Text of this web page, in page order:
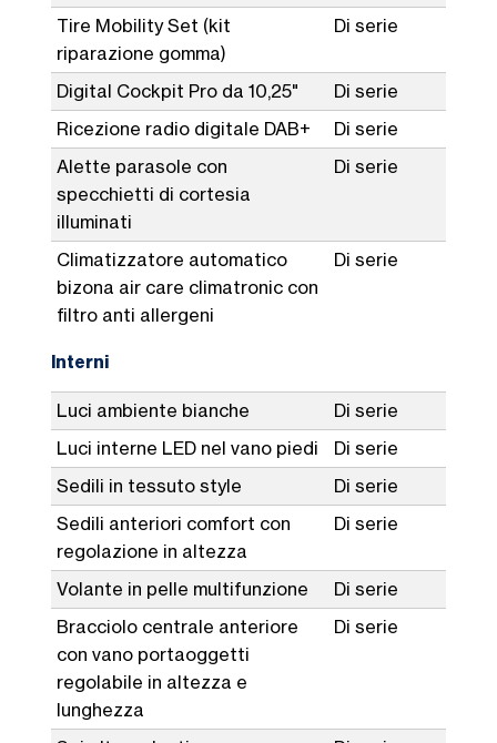
Tire Mobility Set (kit
riparazione gomma)
Di serie
Digital Cockpit Pro da 10,25"
Di serie
Ricezione radio digitale DAB+
Di serie
Alette parasole con
specchietti di cortesia
illuminati
Di serie
Climatizzatore automatico
bizona air care climatronic con
filtro anti allergeni
Di serie
Interni
Luci ambiente bianche
Di serie
Luci interne LED nel vano piedi
Di serie
Sedili in tessuto style
Di serie
Sedili anteriori comfort con
regolazione in altezza
Di serie
Volante in pelle multifunzione
Di serie
Bracciolo centrale anteriore
con vano portaoggetti
regolabile in altezza e
lunghezza
Di serie